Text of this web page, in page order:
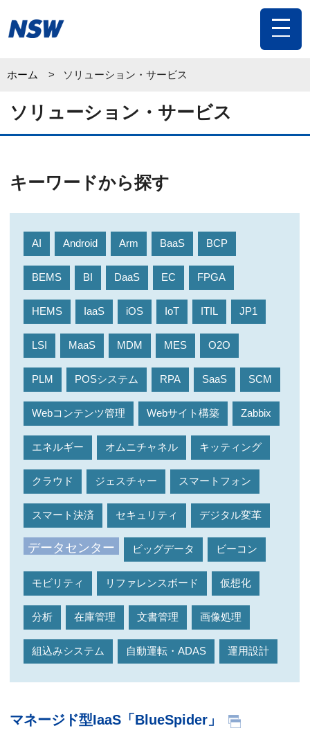
toggle
ホーム ソリューション・サービス
ソリューション・サービス
キーワードから探す
AI Android Arm BaaS BCP
BEMS BI DaaS EC FPGA
HEMS IaaS iOS IoT ITIL JP1
LSI MaaS MDM MES O2O
PLM POSシステム RPA SaaS SCM
Webコンテンツ管理 Webサイト構築 Zabbix
エネルギー オムニチャネル キッティング
クラウド ジェスチャー スマートフォン
スマート決済 セキュリティ デジタル変革
データセンター ビッグデータ ビーコン
モビリティ リファレンスボード 仮想化
分析 在庫管理 文書管理 画像処理
組込みシステム 自動運転・ADAS 運用設計
マネージド型IaaS「BlueSpider」